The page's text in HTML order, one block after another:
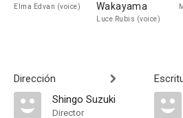
Elma Edvan (voice)
Wakayama
Luce Rubis (voice)
Dirección
Shingo Suzuki
Director